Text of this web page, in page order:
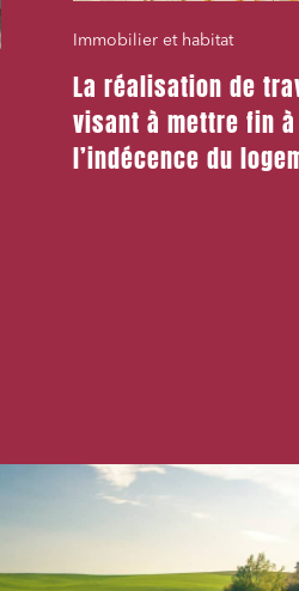
Immobilier et habitat
La réalisation de
visant à mettre fin à
l’indécence du